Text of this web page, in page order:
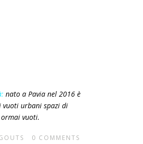
nato a Pavia nel 2016 è
vuoti urbani spazi di
vuoti.
0 COMMENTS